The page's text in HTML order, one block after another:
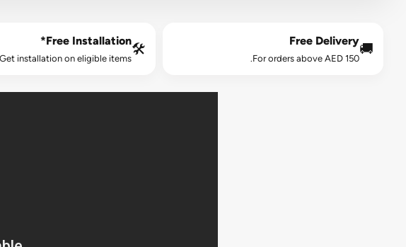
🚚
Free Delivery
For orders above AED 150.
🛠️
Free Installation*
Get installation on eligible items.